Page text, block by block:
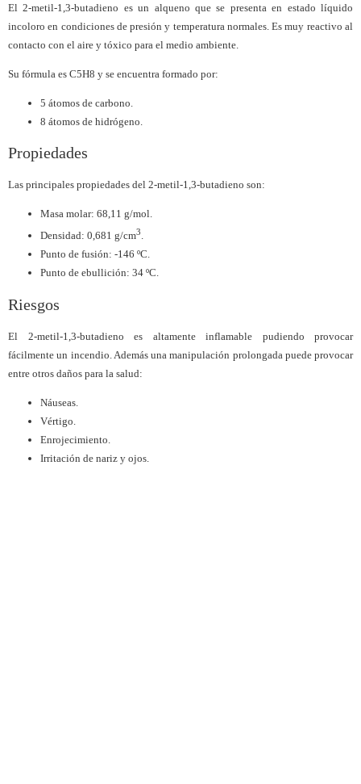
El 2-metil-1,3-butadieno es un alqueno que se presenta en estado líquido
incoloro en condiciones de presión y temperatura normales. Es muy reactivo al
contacto con el aire y tóxico para el medio ambiente.
Su fórmula es C5H8 y se encuentra formado por:
5 átomos de carbono.
8 átomos de hidrógeno.
Propiedades
Las principales propiedades del 2-metil-1,3-butadieno son:
Masa molar: 68,11 g/mol.
Densidad: 0,681 g/cm3.
Punto de fusión: -146 ºC.
Punto de ebullición: 34 ºC.
Riesgos
El 2-metil-1,3-butadieno es altamente inflamable pudiendo provocar
fácilmente un incendio. Además una manipulación prolongada puede provocar
entre otros daños para la salud:
Náuseas.
Vértigo.
Enrojecimiento.
Irritación de nariz y ojos.